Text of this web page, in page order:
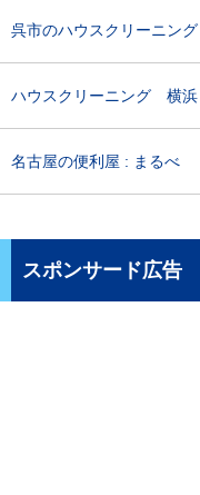
呉市のハウスクリーニン
ハウスクリーニング 横浜
名古屋の便利屋 : まるべ
スポンサード広告